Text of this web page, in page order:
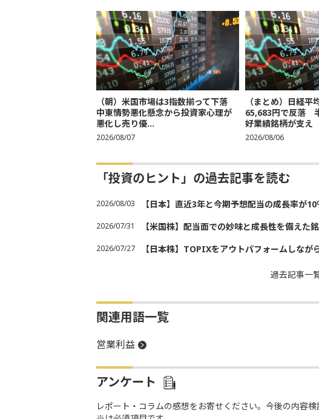
（朝）米国市場は3指数揃って下落
中東情勢悪化懸念から投資家心理が
悪化し売り優...
2026/08/07
（まとめ）日経平
65,683円で反落
好業績銘柄が支え
2026/08/06
「投資のヒント」の過去記事を読む
2026/08/03 【日本】直近3年と今期予想配当の成長率が
2026/07/31 【米国株】配当面での妙味と成長性を備えた
2026/07/27 【日本株】TOPIXをアウトパフォームしな
過去記事一
関連用語一覧
営業利益
アンケート
レポート・コラムの感想をお寄せください。今後の内容検